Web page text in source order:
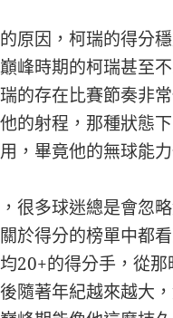
原因，柯瑞的得分
峰時期的柯瑞甚至
的存在比賽節奏非
的射程，那種狀態
，畢竟他的無球能
很多球迷總是會忽
於得分的榜單中都
20+的得分手，從
隨著年紀越來越大